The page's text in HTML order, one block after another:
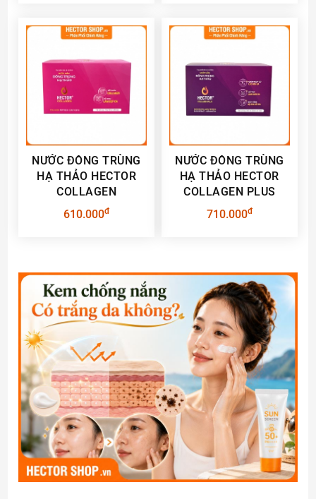
NƯỚC ĐÔNG TRÙNG
HẠ THẢO HECTOR
COLLAGEN
610.000đ
NƯỚC ĐÔNG TRÙNG
HẠ THẢO HECTOR
COLLAGEN PLUS
710.000đ